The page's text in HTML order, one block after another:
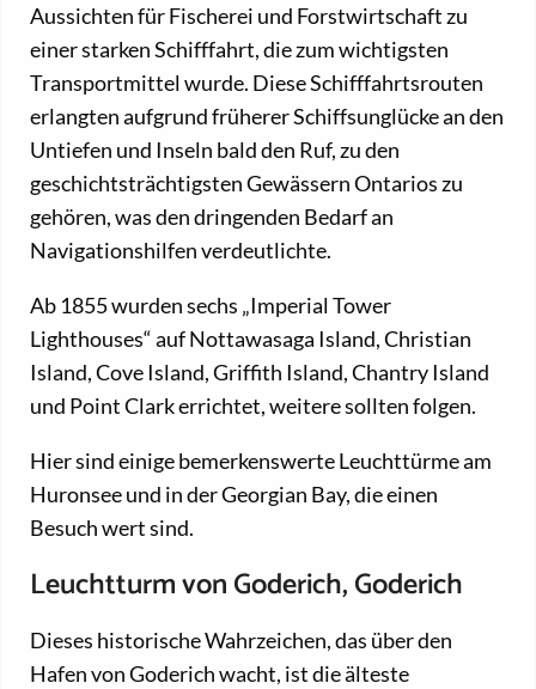
Aussichten für Fischerei und Forstwirtschaft zu
einer starken Schifffahrt, die zum wichtigsten
Transportmittel wurde. Diese Schifffahrtsrouten
erlangten aufgrund früherer Schiffsunglücke an den
Untiefen und Inseln bald den Ruf, zu den
geschichtsträchtigsten Gewässern Ontarios zu
gehören, was den dringenden Bedarf an
Navigationshilfen verdeutlichte.
Ab 1855 wurden sechs „Imperial Tower
Lighthouses“ auf Nottawasaga Island, Christian
Island, Cove Island, Griffith Island, Chantry Island
und Point Clark errichtet, weitere sollten folgen.
Hier sind einige bemerkenswerte Leuchttürme am
Huronsee und in der Georgian Bay, die einen
Besuch wert sind.
Leuchtturm von Goderich, Goderich
Dieses historische Wahrzeichen, das über den
Hafen von Goderich wacht, ist die älteste